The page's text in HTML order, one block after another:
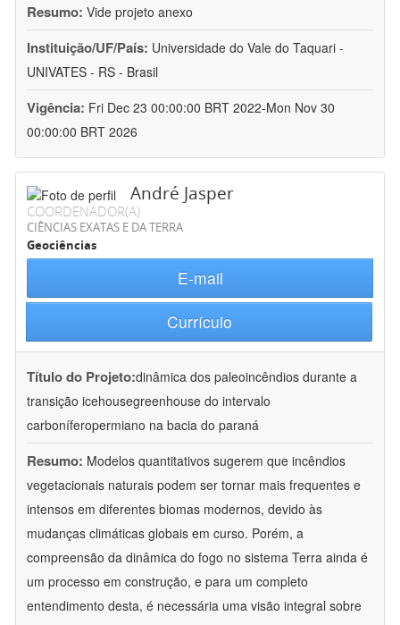
Resumo: Vide projeto anexo
Instituição/UF/País: Universidade do Vale do Taquari -
UNIVATES - RS - Brasil
Vigência: Fri Dec 23 00:00:00 BRT 2022-Mon Nov 30
00:00:00 BRT 2026
André Jasper
COORDENADOR(A)
CIÊNCIAS EXATAS E DA TERRA
Geociências
E-mail
Currículo
Título do Projeto:dinâmica dos paleoincêndios durante a
transição icehousegreenhouse do intervalo
carboníferopermiano na bacia do paraná
Resumo: Modelos quantitativos sugerem que incêndios
vegetacionais naturais podem ser tornar mais frequentes e
intensos em diferentes biomas modernos, devido às
mudanças climáticas globais em curso. Porém, a
compreensão da dinâmica do fogo no sistema Terra ainda é
um processo em construção, e para um completo
entendimento desta, é necessária uma visão integral sobre